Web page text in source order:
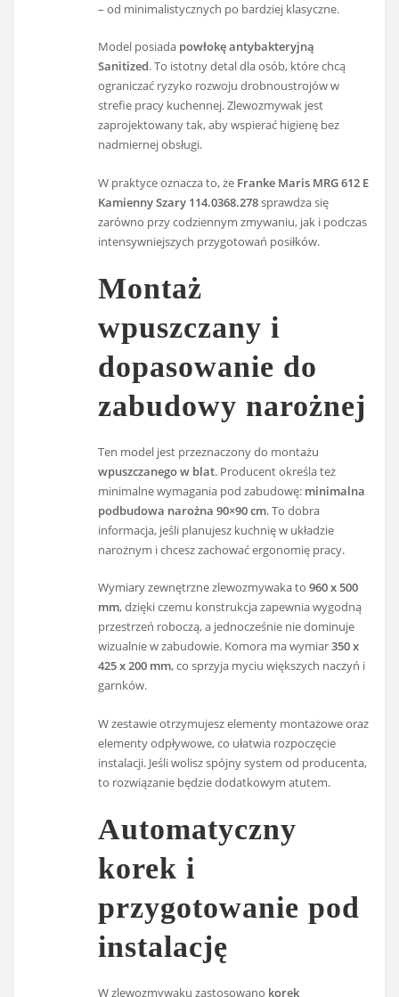
– od minimalistycznych po bardziej klasyczne.
Model posiada powłokę antybakteryjną
Sanitized. To istotny detal dla osób, które chcą
ograniczać ryzyko rozwoju drobnoustrojów w
strefie pracy kuchennej. Zlewozmywak jest
zaprojektowany tak, aby wspierać higienę bez
nadmiernej obsługi.
W praktyce oznacza to, że Franke Maris MRG 612 E
Kamienny Szary 114.0368.278sprawdza się
zarówno przy codziennym zmywaniu, jak i podczas
intensywniejszych przygotowań posiłków.
Montaż
wpuszczany i
dopasowanie do
zabudowy narożnej
Ten model jest przeznaczony do montażu
wpuszczanego w blat. Producent określa też
minimalne wymagania pod zabudowę: minimalna
podbudowa narożna 90×90 cm. To dobra
informacja, jeśli planujesz kuchnię w układzie
narożnym i chcesz zachować ergonomię pracy.
Wymiary zewnętrzne zlewozmywaka to960 x 500
mm, dzięki czemu konstrukcja zapewnia wygodną
przestrzeń roboczą, a jednocześnie nie dominuje
wizualnie w zabudowie. Komora ma wymiar350 x
425 x 200 mm, co sprzyja myciu większych naczyń i
garnków.
W zestawie otrzymujesz elementy montażowe oraz
elementy odpływowe, co ułatwia rozpoczęcie
instalacji. Jeśli wolisz spójny system od producenta,
to rozwiązanie będzie dodatkowym atutem.
Automatyczny
korek i
przygotowanie pod
instalację
W zlewozmywaku zastosowano korek